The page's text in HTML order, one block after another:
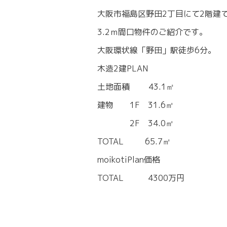
大阪市福島区野田2丁目にて2階建
3.2ｍ間口物件のご紹介です。
大阪環状線「野田」駅徒歩6分。
木造2建PLAN
土地面積 43.1㎡
建物 1F 31.6㎡
2F 34.0㎡
TOTAL 65.7㎡
moikotiPlan価格
TOTAL 4300万円